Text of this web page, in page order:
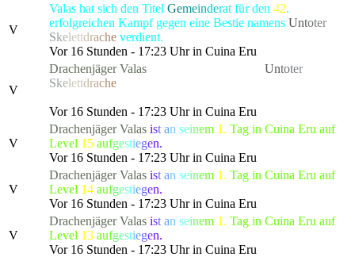
V
Valas hat sich den Titel Gemeinderat für den 42.
erfolgreichen Kampf gegen eine Bestie namens Untoter
Skelettdrache verdient.
Vor 16 Stunden - 17:23 Uhr in Cuina Eru
V
Drachenjäger Valas Untoter
Skelettdrache
Vor 16 Stunden - 17:23 Uhr in Cuina Eru
V
Drachenjäger Valas ist an seinem 1. Tag in Cuina Eru auf
Level 15 aufgestiegen.
Vor 16 Stunden - 17:23 Uhr in Cuina Eru
V
Drachenjäger Valas ist an seinem 1. Tag in Cuina Eru auf
Level 14 aufgestiegen.
Vor 16 Stunden - 17:23 Uhr in Cuina Eru
V
Drachenjäger Valas ist an seinem 1. Tag in Cuina Eru auf
Level 13 aufgestiegen.
Vor 16 Stunden - 17:23 Uhr in Cuina Eru